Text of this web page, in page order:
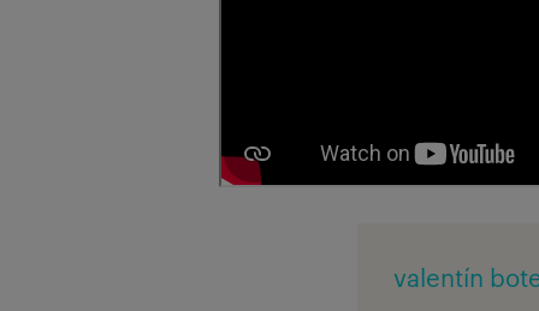
valentín